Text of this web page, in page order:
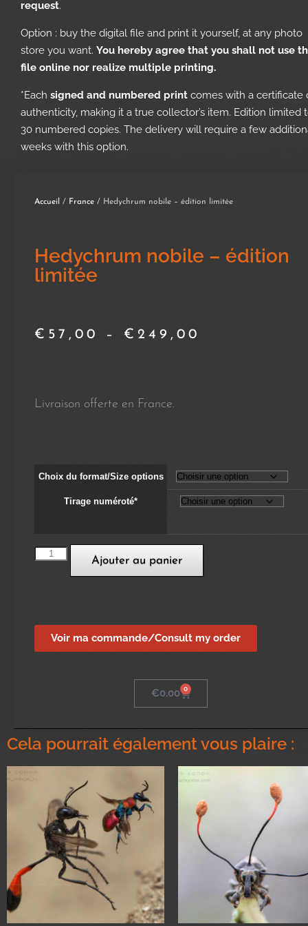
request.
Option : buy the digital file and print it yourself, at any photo
store you want. You hereby agree that you shall not use
file online nor realize multiple printing.
*Each signed and numbered print comes with a certificate
authenticity, making it a true collector’s item. Edition limited
30 numbered copies. The delivery will require a few
weeks with this option.
Accueil / France / Hedychrum nobile – édition limitée
Hedychrum nobile – édition
limitée
€ 57,00 – € 249,00
Livraison offerte en France.
Choix du format/Size options
Tirage numéroté*
Ajouter au panier
Voir ma commande/Consult my order
€0,00 0
Cela pourrait également vous plaire :